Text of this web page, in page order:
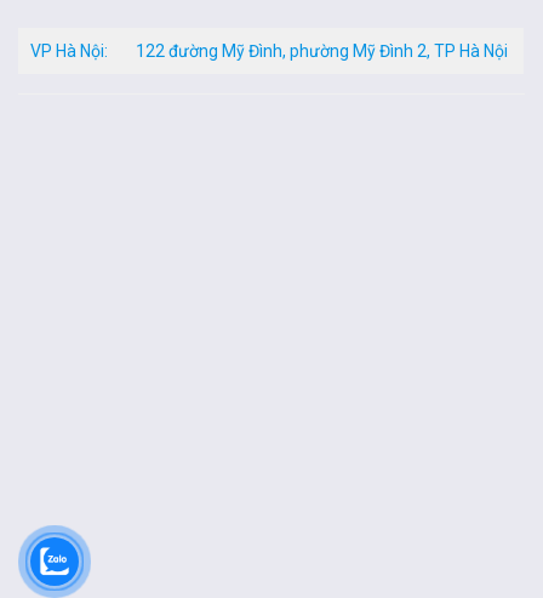
VP Hà Nội: 122 đường Mỹ Đình, phường Mỹ Đình 2, TP Hà Nội